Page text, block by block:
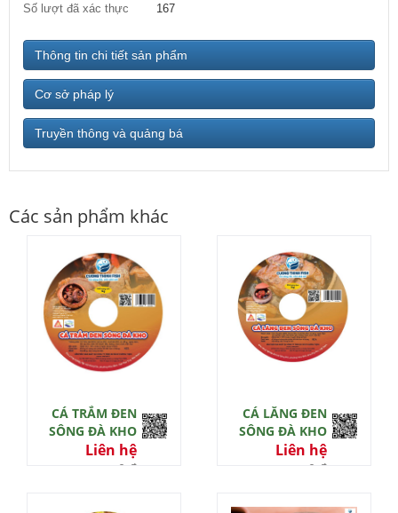
Số lượt đã xác thực
167
Thông tin chi tiết sản phẩm
Cơ sở pháp lý
Truyền thông và quảng bá
Các sản phẩm khác
CÁ TRẮM ĐEN
SÔNG ĐÀ KHO
Liên hệ
0 đ
CÁ LĂNG ĐEN
SÔNG ĐÀ KHO
Liên hệ
0 đ